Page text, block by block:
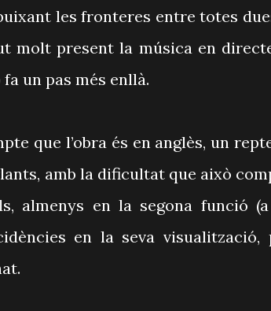
les fronteres entre totes
molt present la música en
un pas més enllà.
que l’obra és en anglès, un
amb la dificultat que això
almenys en la segona funció
en la seva